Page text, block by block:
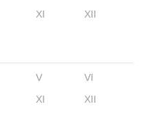
XI XII
V
VI
XI XII